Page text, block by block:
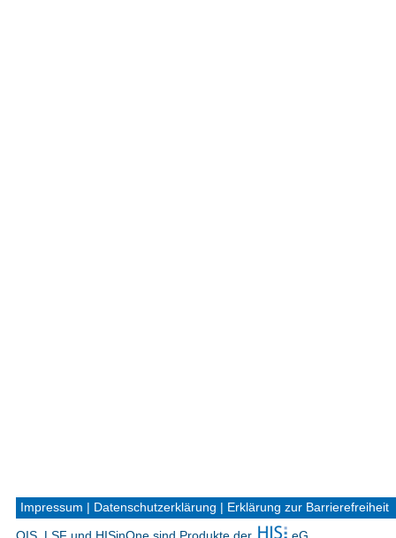
Impressum Datenschutzerklärung Erklärung zur Barrierefreiheit